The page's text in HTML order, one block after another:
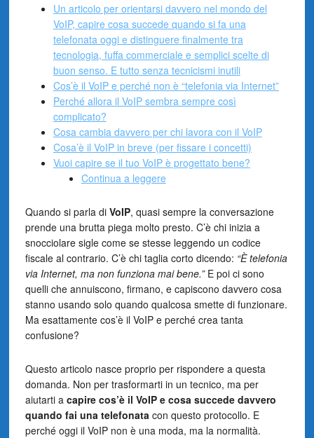
Un articolo per orientarsi davvero nel mondo del
VoIP, capire cosa succede quando si fa una
telefonata oggi e distinguere finalmente tra
tecnologia, fuffa commerciale e semplici scelte di
buon senso. E tutto senza tecnicismi inutili
Cos’è il VoIP e perché non è “telefonia via Internet”
Perché allora il VoIP sembra sempre così
complicato?
Cosa cambia davvero per chi lavora con il VoIP
Cosa’è il VoIP in breve (per fissare i concetti)
Vuoi capire se il tuo VoIP è progettato bene?
Continua a leggere
Quando si parla di VoIP, quasi sempre la conversazione
prende una brutta piega molto presto. C’è chi inizia a
snocciolare sigle come se stesse leggendo un codice
fiscale al contrario. C’è chi taglia corto dicendo: “È telefonia
via Internet, ma non funziona mai bene.”E poi ci sono
quelli che annuiscono, firmano, e capiscono davvero cosa
stanno usando solo quando qualcosa smette di funzionare.
Ma esattamente cos’è il VoIP e perché crea tanta
confusione?
Questo articolo nasce proprio per rispondere a questa
domanda. Non per trasformarti in un tecnico, ma per
aiutarti a capire cos’è il VoIP e cosa succede davvero
quando fai una telefonata con questo protocollo. E
perché oggi il VoIP non è una moda, ma la normalità.